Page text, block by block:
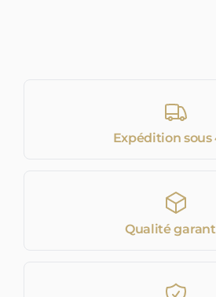
Expédition sous
Qualité